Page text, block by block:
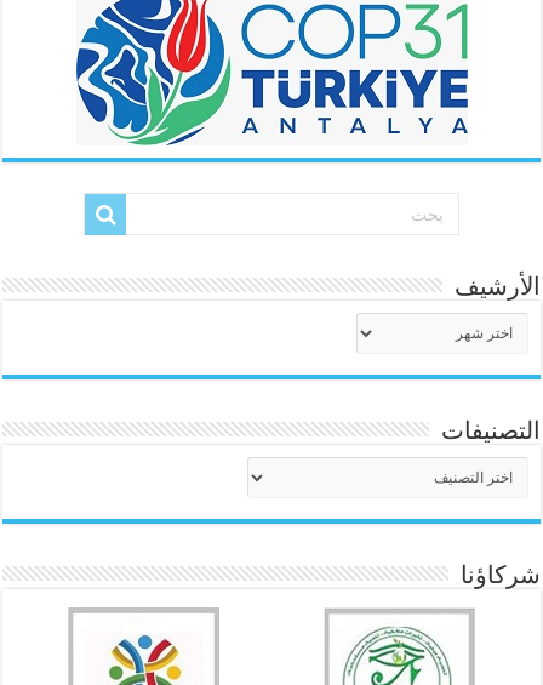
الأرشيف
التصنيفات
شركاؤنا